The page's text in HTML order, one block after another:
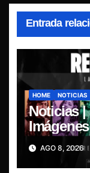
Entrada
HOME NOTICIAS
Noticias |
la
nacional
AGO 8, 2026